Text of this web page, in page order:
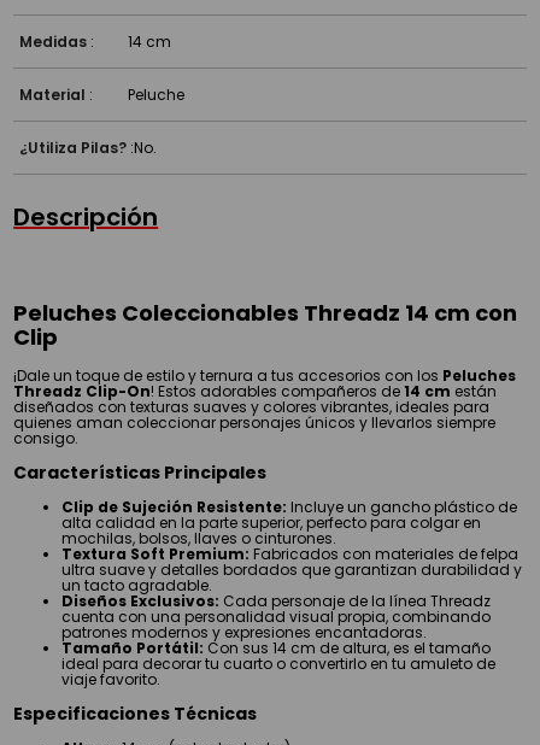
Medidas : 14 cm
Material : Peluche
¿Utiliza Pilas? :No.
Descripción
Peluches Coleccionables Threadz 14 cm con
Clip
¡Dale un toque de estilo y ternura a tus accesorios con los Peluches
Threadz Clip-On! Estos adorables compañeros de14 cm están
diseñados con texturas suaves y colores vibrantes, ideales para
quienes aman coleccionar personajes únicos y llevarlos siempre
consigo.
Características Principales
Clip de Sujeción Resistente: Incluye un gancho plástico de
alta calidad en la parte superior, perfecto para colgar en
mochilas, bolsos, llaves o cinturones.
Textura Soft Premium: Fabricados con materiales de felpa
ultra suave y detalles bordados que garantizan durabilidad y
un tacto agradable.
Diseños Exclusivos: Cada personaje de la línea Threadz
cuenta con una personalidad visual propia, combinando
patrones modernos y expresiones encantadoras.
Tamaño Portátil: Con sus 14 cm de altura, es el tamaño
ideal para decorar tu cuarto o convertirlo en tu amuleto de
viaje favorito.
Especificaciones Técnicas